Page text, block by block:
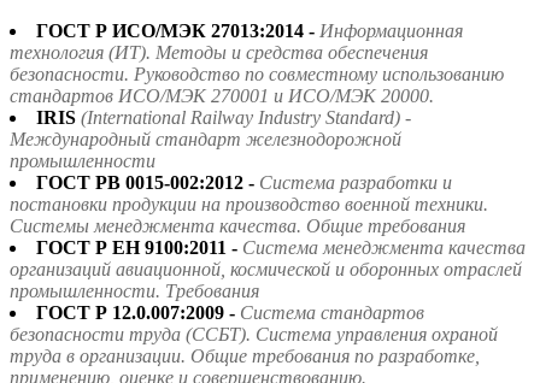
ГОСТ Р ИСО/МЭК 27013:2014 - Информационная
технология (ИТ). Методы и средства обеспечения
безопасности. Руководство по совместному использованию
стандартов ИСО/МЭК 270001 и ИСО/МЭК 20000.
IRIS (International Railway Industry Standard) -
Международный стандарт железнодорожной
промышленности
ГОСТ РВ 0015-002:2012 - Система разработки и
постановки продукции на производство военной техники.
Системы менеджмента качества. Общие требования
ГОСТ Р ЕН 9100:2011 - Система менеджмента качества
организаций авиационной, космической и оборонных отраслей
промышленности. Требования
ГОСТ Р 12.0.007:2009 - Система стандартов
безопасности труда (ССБТ). Система управления охраной
труда в организации. Общие требования по разработке,
применению, оценке и совершенствованию.